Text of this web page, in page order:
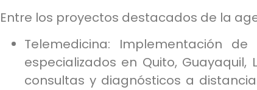
Entre los proyectos destacados de la
Telemedicina: Implementación
especializados en Quito,
consultas y diagnósticos a